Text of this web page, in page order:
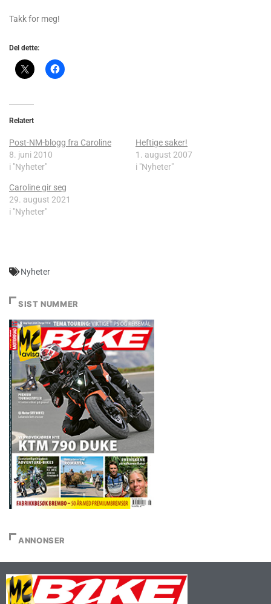
Takk for meg!
Del dette:
Relatert
Post-NM-blogg fra Caroline
8. juni 2010
i "Nyheter"
Heftige saker!
1. august 2007
i "Nyheter"
Caroline gir seg
29. august 2021
i "Nyheter"
Nyheter
SIST NUMMER
ANNONSER